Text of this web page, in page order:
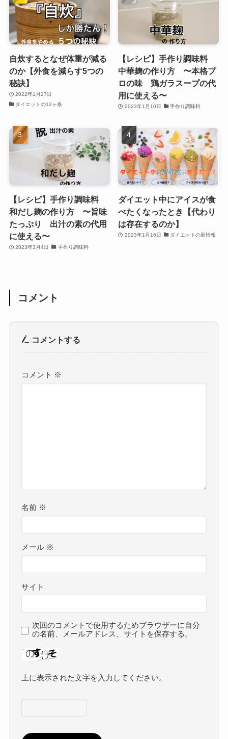
自炊するとなぜ体重が減る
のか【外食を減らす5つの
秘訣】
2022年1月27日
ダイエットの12ヶ条
【レシピ】手作り調味料
中華麹の作り方 〜本格プ
ロの味 鶏ガラスープの代
用に使える〜
2023年1月10日 手作り調味料
【レシピ】手作り調味料
和だし麹の作り方 〜旨味
たっぷり 出汁の素の代用
に使える〜
2023年3月4日 手作り調味料
ダイエット中にアイスが食
べたくなったとき【代わり
は存在するのか】
2023年1月16日 ダイエットの新情報
コメント
コメントする
コメント ※
名前 ※
メール ※
サイト
次回のコメントで使用するためブラウザーに自分
の名前、メールアドレス、サイトを保存する。
上に表示された文字を入力してください。